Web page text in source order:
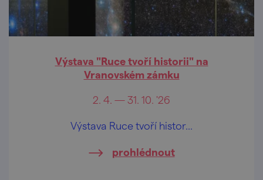
Výstava "Ruce tvoří historii" na
Vranovském zámku
2. 4. — 31. 10. '26
Výstava Ruce tvoří histor...
prohlédnout